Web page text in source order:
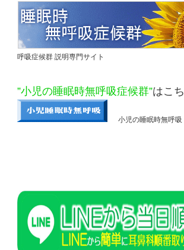
呼吸症候群 説明専門サイト
”小児の睡眠時無呼吸症候群”はこ
小児の睡眠時無呼吸